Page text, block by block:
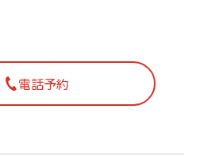
電話予約